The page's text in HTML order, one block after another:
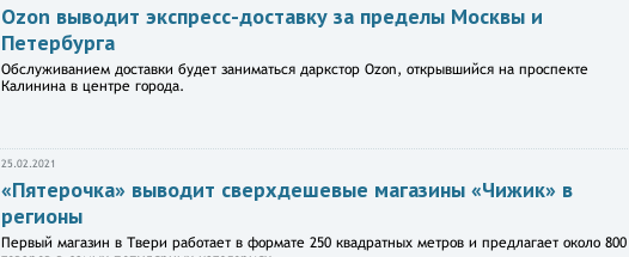
Ozon выводит экспресс-доставку за пределы Москвы и
Петербурга
Обслуживанием доставки будет заниматься даркстор Ozon, открывшийся на проспекте
Калинина в центре города.
25.02.2021
«Пятерочка» выводит сверхдешевые магазины «Чижик» в
регионы
Первый магазин в Твери работает в формате 250 квадратных метров и предлагает около 800